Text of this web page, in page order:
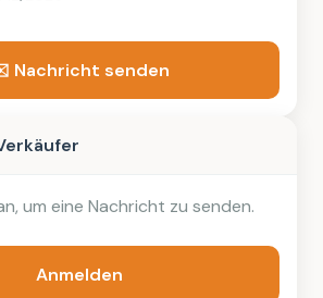
Nachricht senden
um eine Nachricht zu senden.
Anmelden